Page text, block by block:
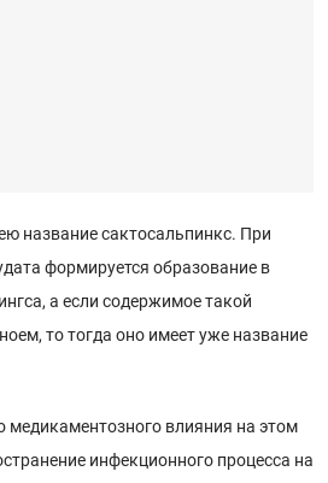
название сактосальпинкс. При
формируется образование в
а если содержимое такой
то тогда оно имеет уже название
медикаментозного влияния на этом
инфекционного процесса на